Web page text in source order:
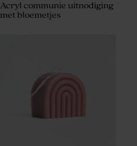
Acryl communie uitnodiging
met bloemetjes